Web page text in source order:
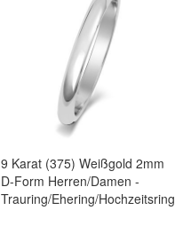
9 Karat (375) Weißgold 2mm
D-Form Herren/Damen -
Trauring/Ehering/Hochzeitsring